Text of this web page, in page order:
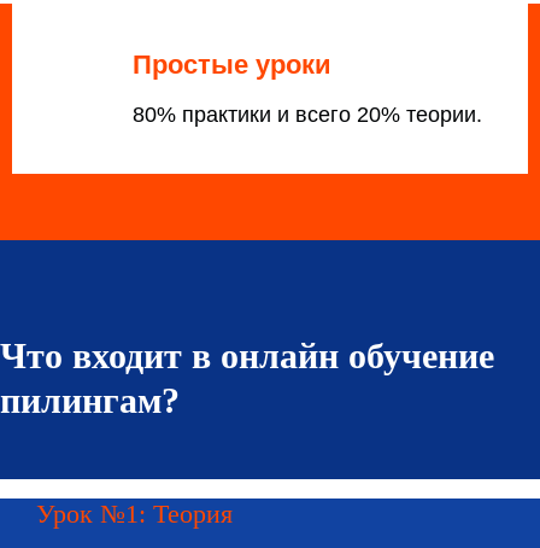
Простые уроки
80% практики и всего 20% теории.
Что входит в онлайн обучение
пилингам?
Урок №1: Теория